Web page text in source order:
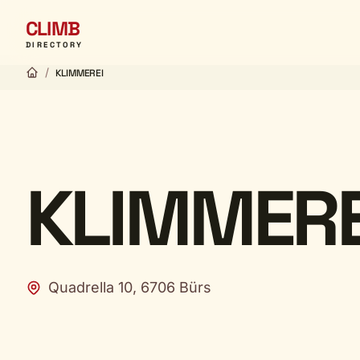
CLIMB
DIRECTORY
/ KLIMMEREI
Quadrella 10, 6706 Bürs